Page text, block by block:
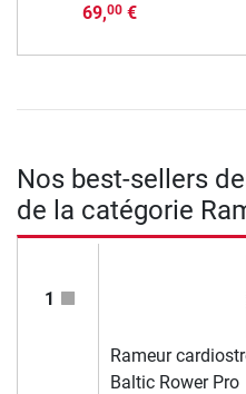
69,00€
Nos best-sellers
de la catégorie
1
Rameur
Baltic Rower Pro